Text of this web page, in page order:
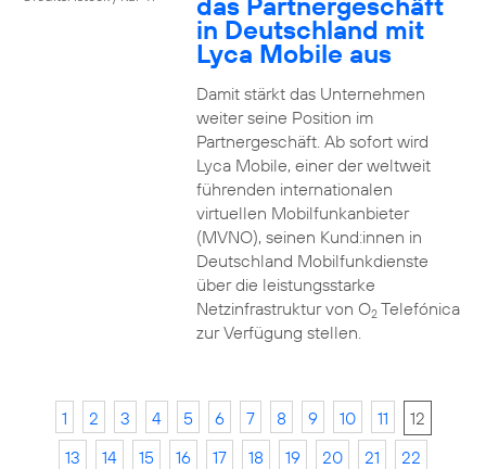
in Deutschland mit
Lyca Mobile aus
Damit stärkt das Unternehmen
weiter seine Position im
Partnergeschäft. Ab sofort wird
Lyca Mobile, einer der weltweit
führenden internationalen
virtuellen Mobilfunkanbieter
(MVNO), seinen Kund:innen in
Deutschland Mobilfunkdienste
über die leistungsstarke
Netzinfrastruktur von O2Telefónica
zur Verfügung stellen.
1 2 3 4 5 6 7 8 9 10 11
12
13
14 15 16 17 18 19 20 21
22